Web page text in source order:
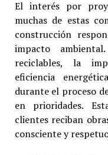
El interés por
muchas de estas
construcción
impacto
reciclables, la
eficiencia
durante el proceso
en prioridades.
clientes reciban
consciente y